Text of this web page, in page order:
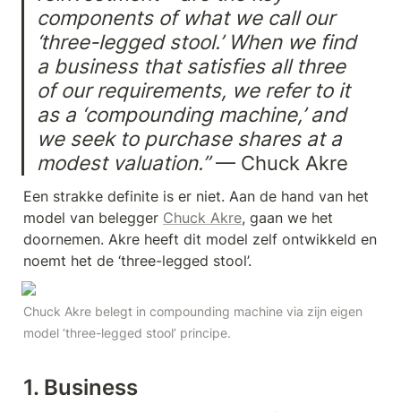
components of what we call our
‘three-legged stool.’ When we find
a business that satisfies all three
of our requirements, we refer to it
as a ‘compounding machine,’ and
we seek to purchase shares at a
modest valuation.” — Chuck Akre
Een strakke definite is er niet. Aan de hand van het
model van belegger Chuck Akre, gaan we het
doornemen. Akre heeft dit model zelf ontwikkeld en
noemt het de ‘three-legged stool’.
Chuck Akre belegt in compounding machine via zijn eigen
model ‘three-legged stool’ principe.
1. Business